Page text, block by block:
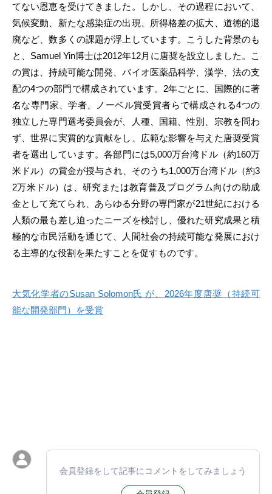
てない恩恵を受けてきました。しかし、その過程において、
気候変動、新たな感染症の出現、所得格差の拡大、道徳的退
廃など、数多くの課題が浮上しています。こうした背景のも
と、Samuel Yin博士は2012年12月に唐奨を設立しました。こ
の賞は、持続可能な開発、バイオ医薬品科学、漢学、法の支
配の4つの部門で構成されています。2年ごとに、国際的に著
名な専門家、学者、ノーベル賞受賞者らで構成される4つの
独立した専門選考委員会が、人種、国籍、性別、宗教を問わ
ず、世界に実質的な貢献をし、広範な影響を与えた唐奨受賞
者を選出しています。各部門には5,000万台湾ドル（約160万
米ドル）の賞金が授与され、そのうち1,000万台湾ドル（約3
2万米ドル）は、研究または教育普及プログラム向けの助成
金として充てられ、あらゆる分野の専門家が21世紀における
人類の最も差し迫ったニーズを検討し、優れた研究成果と積
極的な市民活動を通じて、人間社会の持続可能な発展におけ
る主導的な役割を果たすことを促すものです。
大気化学者のSusan Solomon氏 が、2026年度唐奨（持続可
能な開発部門）を受賞
会員登録をして記事にコメントをしてみましょう